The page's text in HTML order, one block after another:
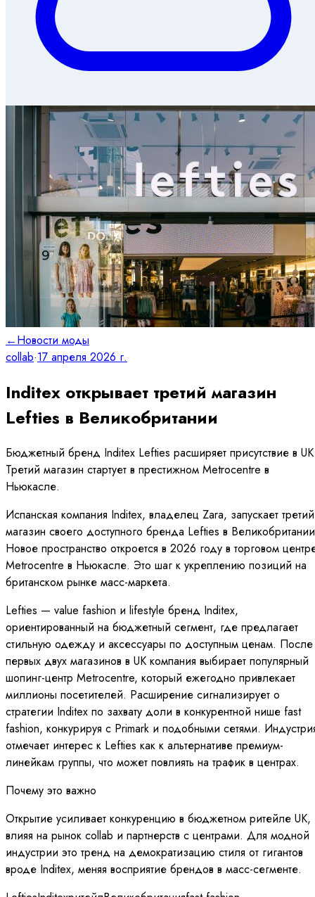
←Новости моды
collab·17 апреля 2026 г.
Inditex открывает третий магазин
Lefties в Великобритании
Бюджетный бренд Inditex Lefties расширяет присутствие в
Третий магазин стартует в престижном Metrocentre в
Ньюкасле.
Испанская компания Inditex, владелец Zara, запускает третий
магазин своего доступного бренда Lefties в
Новое пространство откроется в 2026 году в торговом
Metrocentre в Ньюкасле. Это шаг к укреплению позиций на
британском рынке масс-маркета.
Lefties — value fashion и lifestyle бренд Inditex,
ориентированный на бюджетный сегмент, где предлагает
стильную одежду и аксессуары по доступным ценам. После
первых двух магазинов в UK компания выбирает популярный
шопинг-центр Metrocentre, который ежегодно привлекает
миллионы посетителей. Расширение сигнализирует о
стратегии Inditex по захвату доли в конкурентной нише fast
fashion, конкурируя с Primark и подобными сетями.
отмечает интерес к Lefties как к альтернативе премиум-
линейкам группы, что может повлиять на трафик в центрах.
Почему это важно
Открытие усиливает конкуренцию в бюджетном ритейле UK,
влияя на рынок collab и партнерств с центрами. Для модной
индустрии это тренд на демократизацию стиля от гигантов
вроде Inditex, меняя восприятие брендов в масс-сегменте.